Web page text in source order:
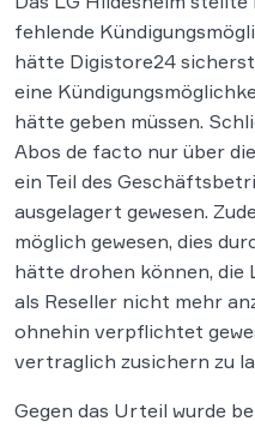
fehlende
hätte Digistore24
eine
hätte geben müssen.
Abos de facto nur über
ein Teil des
ausgelagert gewesen.
möglich gewesen, dies
hätte drohen können, die
als Reseller nicht mehr
ohnehin verpflichtet
vertraglich zusichern zu
Gegen das Urteil wurde